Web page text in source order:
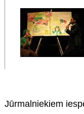
Jūrmalniekiem